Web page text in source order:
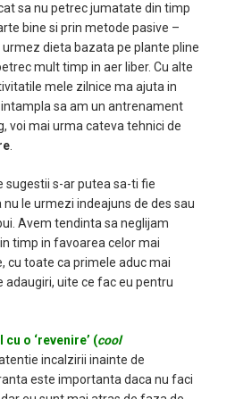
sa nu petrec jumatate din timp
bine si prin metode pasive –
dieta bazata pe plante pline
mult timp in aer liber. Cu alte
mele zilnice ma ajuta in
sa am un antrenament
voi mai urma cateva tehnici de
sugestii s-ar putea sa-ti fie
le urmezi indeajuns de des sau
Avem tendinta sa neglijam
timp in favoarea celor mai
cu toate ca primele aduc mai
adaugiri, uite ce fac eu pentru
o ‘revenire’ (cool
incalzirii inainte de
este importanta daca nu faci